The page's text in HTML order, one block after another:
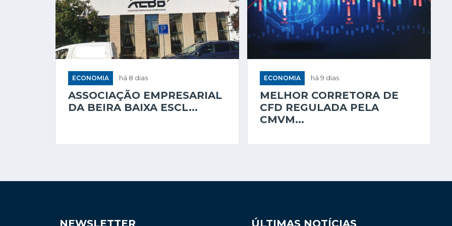
ECONOMIA há 8 dias
ASSOCIAÇÃO EMPRESARIAL
DA BEIRA BAIXA ESCL...
ECONOMIA há 9 dias
MELHOR CORRETORA DE
CFD REGULADA PELA
CMVM...
NEWSLETTER ÚLTIMAS NOTÍCIAS